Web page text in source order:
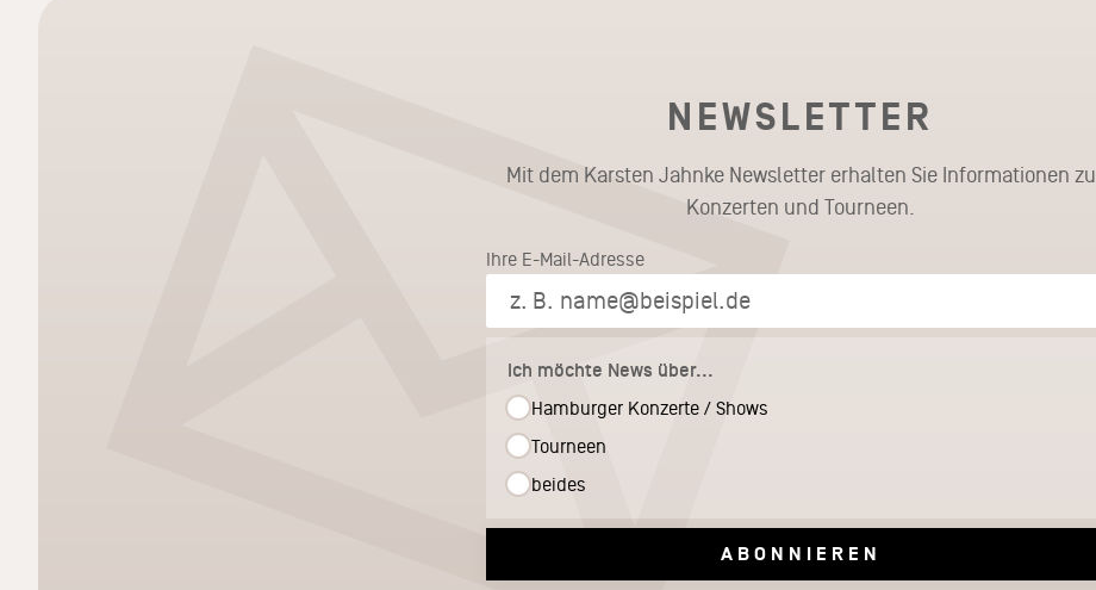
NEWSLETTER
Mit dem Karsten Jahnke Newsletter erhalten Sie Informationen zu
Konzerten und Tourneen.
Ihre E-Mail-Adresse
Ich möchte News über...
Hamburger Konzerte / Shows
Tourneen
beides
ABONNIEREN